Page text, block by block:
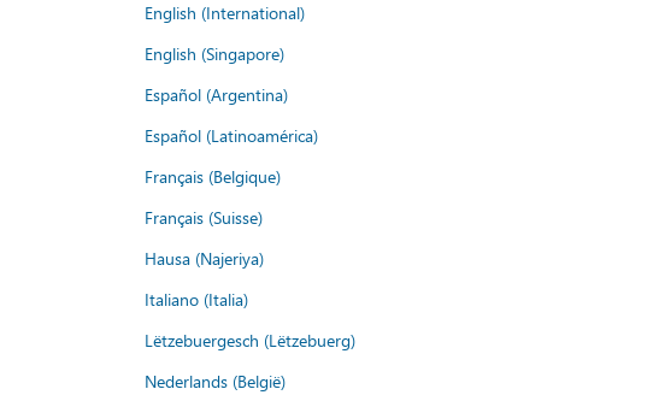
English (International)
English (Singapore)
Español (Argentina)
Español (Latinoamérica)
Français (Belgique)
Français (Suisse)
Hausa (Najeriya)
Italiano (Italia)
Lëtzebuergesch (Lëtzebuerg)
Nederlands (België)